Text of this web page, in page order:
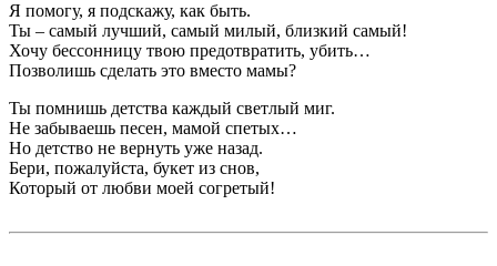
Я помогу, я подскажу, как быть.
Ты – самый лучший, самый милый, близкий самый!
Хочу бессонницу твою предотвратить, убить…
Позволишь сделать это вместо мамы?
Ты помнишь детства каждый светлый миг.
Не забываешь песен, мамой спетых…
Но детство не вернуть уже назад.
Бери, пожалуйста, букет из снов,
Который от любви моей согретый!